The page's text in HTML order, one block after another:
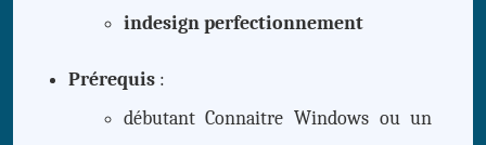
indesign perfectionnement
Prérequis:
débutant Connaitre Windows ou un